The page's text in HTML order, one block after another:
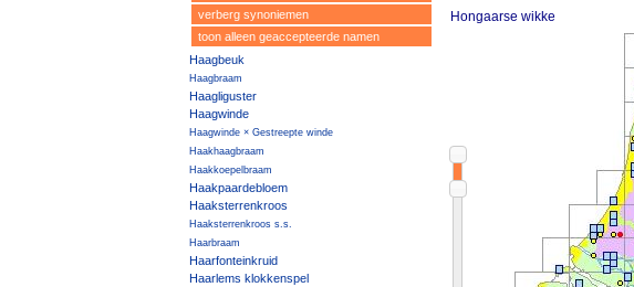
verberg synoniemen
toon alleen geaccepteerde namen
Haagbeuk
Haagbraam
Haagliguster
Haagwinde
Haagwinde × Gestreepte winde
Haakhaagbraam
Haakkoepelbraam
Haakpaardebloem
Haaksterrenkroos
Haaksterrenkroos s.s.
Haarbraam
Haarfonteinkruid
Haarlems klokkenspel
Hongaarse wikke